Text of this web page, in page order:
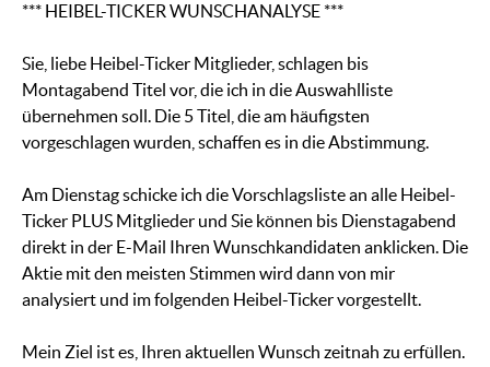
*** HEIBEL-TICKER WUNSCHANALYSE ***
Sie, liebe Heibel-Ticker Mitglieder, schlagen bis
Montagabend Titel vor, die ich in die Auswahlliste
übernehmen soll. Die 5 Titel, die am häufigsten
vorgeschlagen wurden, schaffen es in die Abstimmung.
Am Dienstag schicke ich die Vorschlagsliste an alle Heibel-
Ticker PLUS Mitglieder und Sie können bis Dienstagabend
direkt in der E-Mail Ihren Wunschkandidaten anklicken. Die
Aktie mit den meisten Stimmen wird dann von mir
analysiert und im folgenden Heibel-Ticker vorgestellt.
Mein Ziel ist es, Ihren aktuellen Wunsch zeitnah zu erfüllen.